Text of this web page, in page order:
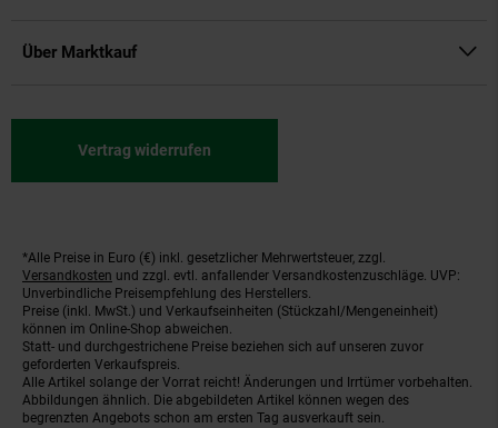
Über Marktkauf
Vertrag widerrufen
Fußnoten
*Alle Preise in Euro (€) inkl. gesetzlicher Mehrwertsteuer, zzgl.
Versandkosten und zzgl. evtl. anfallender Versandkostenzuschläge. UVP:
Unverbindliche Preisempfehlung des Herstellers.
Preise (inkl. MwSt.) und Verkaufseinheiten (Stückzahl/Mengeneinheit)
können im Online-Shop abweichen.
Statt- und durchgestrichene Preise beziehen sich auf unseren zuvor
geforderten Verkaufspreis.
Alle Artikel solange der Vorrat reicht! Änderungen und Irrtümer vorbehalten.
Abbildungen ähnlich. Die abgebildeten Artikel können wegen des
begrenzten Angebots schon am ersten Tag ausverkauft sein.